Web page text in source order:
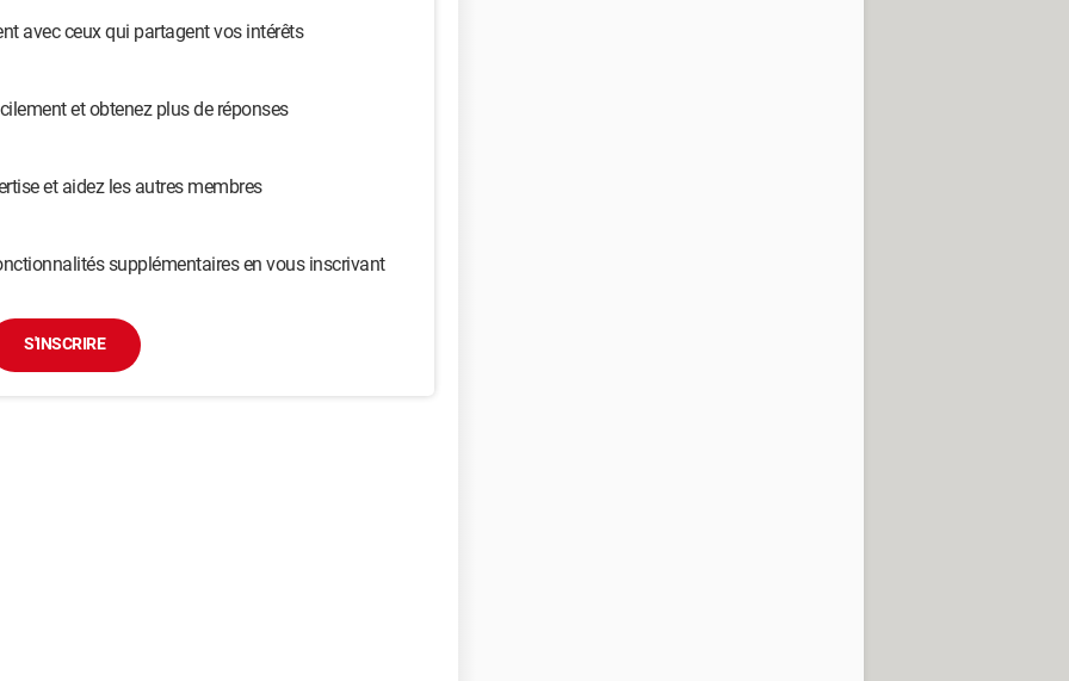
avec ceux qui partagent vos intérêts
et obtenez plus de réponses
et aidez les autres membres
supplémentaires en vous inscrivant
S'INSCRIRE